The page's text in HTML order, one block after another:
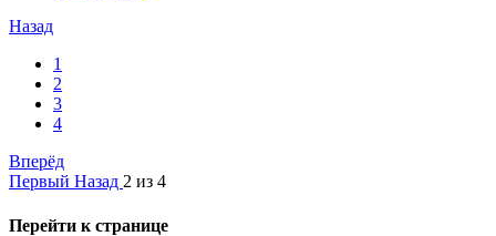
Назад
1
2
3
4
Вперёд
Первый Назад 2 из 4
Перейти к странице